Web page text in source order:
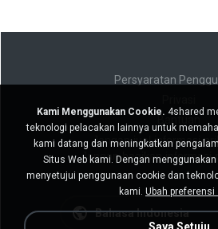
Persyaratan
Jangan jual informasi
Jangan bagikan informasi
Bahasa Indonesia
Kami Menggunakan Cookie. 4shared
teknologi pelacakan lainnya untuk
kami datang dan meningkatkan
Situs Web kami. Dengan
menyetujui penggunaan cookie dan
kami. Ubah preferensi